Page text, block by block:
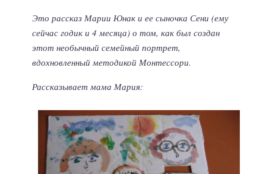
Это рассказ Марии Юнак и ее сыночка Сени (ему
сейчас годик и 4 месяца) о том, как был создан
этот необычный семейный портрет,
вдохновленный методикой Монтессори.
Рассказывает мама Мария: